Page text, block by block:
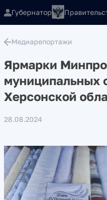
Губернатор
Медиарепортажи
Ярмарки
муниципальных
Херсонской
28.08.2024